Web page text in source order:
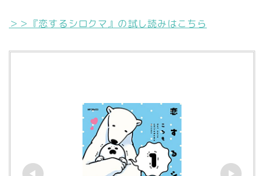
＞＞『恋するシロクマ』の試し読みはこちら